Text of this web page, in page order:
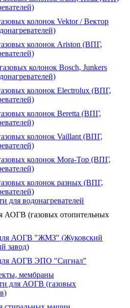
колонок Vektor / Вектор
колонок Ariston (ВПГ,
колонок Bosch, Junkers
колонок Electrolux (ВПГ,
колонок Beretta (ВПГ,
колонок Vaillant (ВПГ,
колонок Mora-Top (ВПГ,
колонок разных (ВПГ,
для водонагревателей
АОГВ (газовых отопительных
для АОГВ "ЖМЗ" (Жуковский
завод)
для АОГВ ЭПО "Сигнал"
мембраны
для АОГВ (газовых